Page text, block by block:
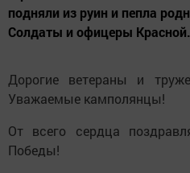
подняли из руин и пепла
Солдаты и офицеры
Дорогие ветераны и
Уважаемые камполянцы!
От всего сердца
Победы!